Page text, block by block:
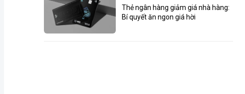
Thẻ ngân hàng giảm giá nhà hàng:
Bí quyết ăn ngon giá hời